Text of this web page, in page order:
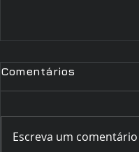
Comentários
Escreva um comentário